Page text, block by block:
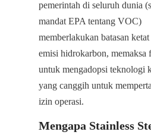
pemerintah di seluruh dunia
mandat EPA tentang VOC)
memberlakukan batasan ketat
emisi hidrokarbon, memaksa
untuk mengadopsi teknologi
yang canggih untuk
izin operasi.
Mengapa Stainless